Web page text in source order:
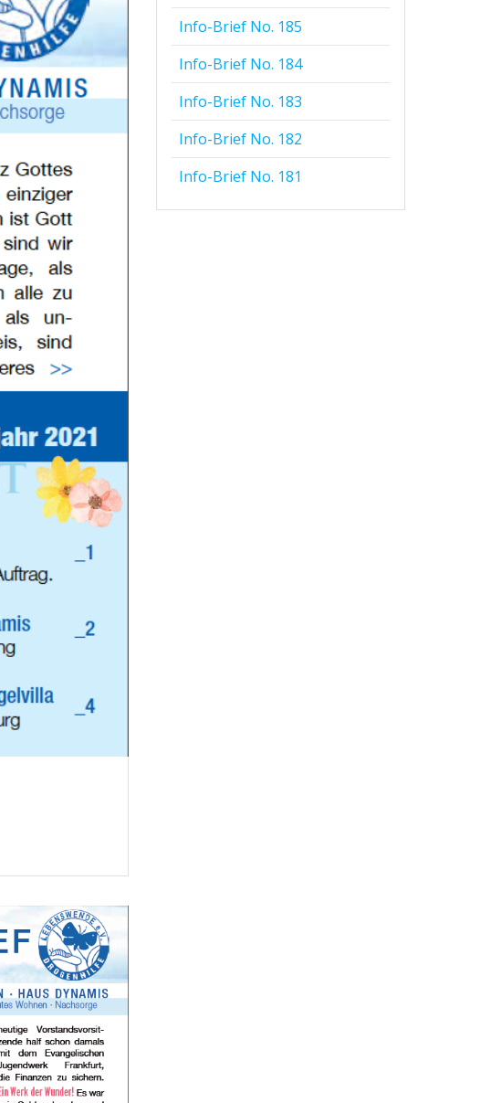
Info-Brief No. 185
Info-Brief No. 184
Info-Brief No. 183
Info-Brief No. 182
Info-Brief No. 181